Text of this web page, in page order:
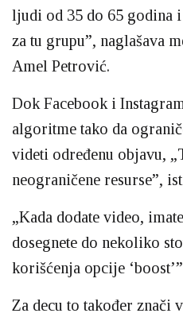
ljudi od 35 do 65 godina
za tu grupu”, naglašava
Amel Petrović.
Dok Facebook i
algoritme tako da
videti određenu objavu,
neograničene resurse”,
„Kada dodate video,
dosegnete do nekoliko
korišćenja opcije
Za decu to također znači